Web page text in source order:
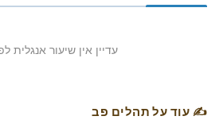
עדיין אין שיעור אנגלית
✍ עוד על תהלים פב